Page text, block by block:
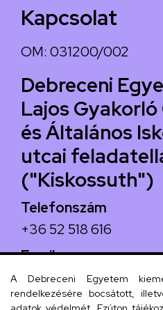
Kapcsolat
OM: 031200/002
Debreceni
Lajos
és Általános
utcai
("Kiskossuth")
Telefonszám
+36 52 518 616
Email
iskola@kossuth-
Cím
A Debreceni Egyetem
rendelkezésére bocsátott,